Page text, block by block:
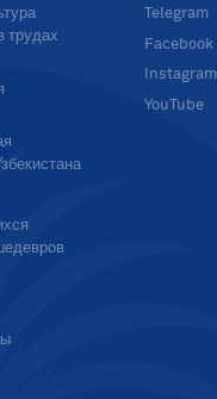
трудах
Telegram
Facebook
Instagram
YouTube